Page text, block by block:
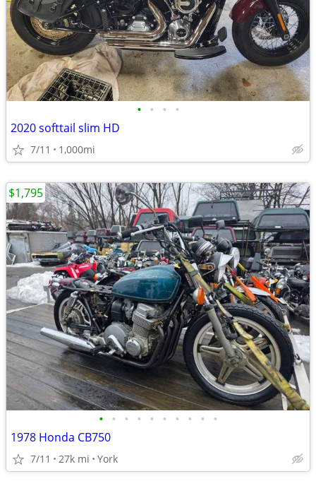
• • • •
2020 softtail slim HD
7/11 1,000mi
• • • • • • • • • •
1978 Honda CB750
7/11 27k mi York
$1,795